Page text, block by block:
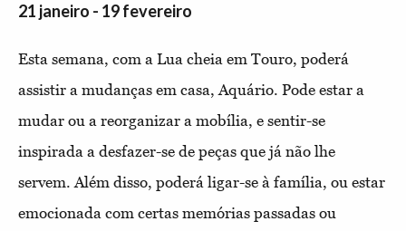
21 janeiro - 19 fevereiro
Esta semana, com a Lua cheia em Touro, poderá
assistir a mudanças em casa, Aquário. Pode estar a
mudar ou a reorganizar a mobília, e sentir-se
inspirada a desfazer-se de peças que já não lhe
servem. Além disso, poderá ligar-se à família, ou estar
emocionada com certas memórias passadas ou